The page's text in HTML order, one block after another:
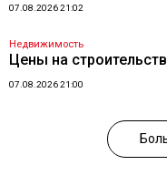
07.08.2026 21:02
Недвижимость
Цены на
07.08.2026 21:00